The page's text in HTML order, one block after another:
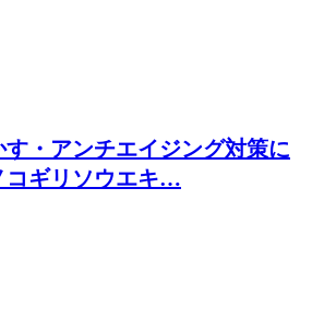
す・アンチエイジング対策に
コギリソウエキ…